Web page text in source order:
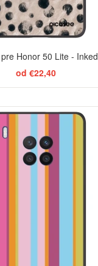
Honor 50 Lite - Inked
od €22,40